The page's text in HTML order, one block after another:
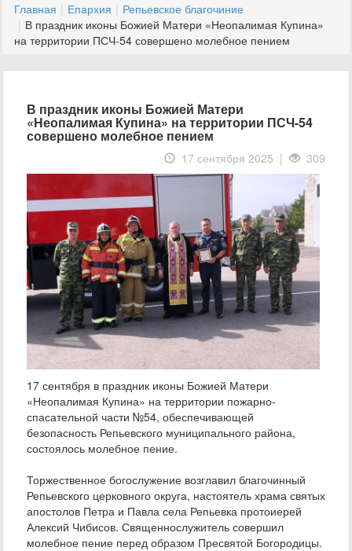
Главная Епархия
Репьевское благочиние
В праздник иконы Божией Матери «Неопалимая Купина»
на территории ПСЧ-54 совершено молебное пением
В праздник иконы Божией Матери
«Неопалимая Купина» на территории ПСЧ-54
совершено молебное пением
17 сентября 2025 | 309
17 сентября в праздник иконы Божией Матери
«Неопалимая Купина» на территории пожарно-
спасательной части №54, обеспечивающей
безопасность Репьевского муниципального района,
состоялось молебное пение.
Торжественное богослужение возглавил благочинный
Репьевского церковного округа, настоятель храма святых
апостолов Петра и Павла села Репьевка протоиерей
Алексий Чибисов. Священнослужитель совершил
молебное пение перед образом Пресвятой Богородицы.